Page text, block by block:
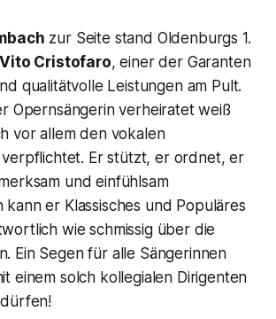
zur Seite stand Oldenburgs 1.
Vito Cristofaro, einer der Garanten
qualitätvolle Leistungen am Pult.
Opernsängerin verheiratet weiß
vor allem den vokalen
verpflichtet. Er stützt, er ordnet, er
und einfühlsam
kann er Klassisches und Populäres
wie schmissig über die
Ein Segen für alle Sängerinnen
einem solch kollegialen Dirigenten